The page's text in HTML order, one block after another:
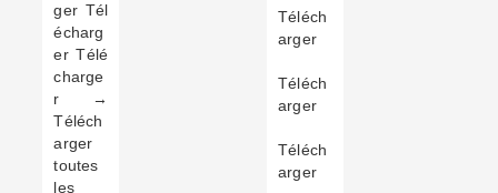
ger Tél
écharg
er Télé
charge
r →
Téléch
arger
toutes
les
Téléch
arger
Téléch
arger
Téléch
arger